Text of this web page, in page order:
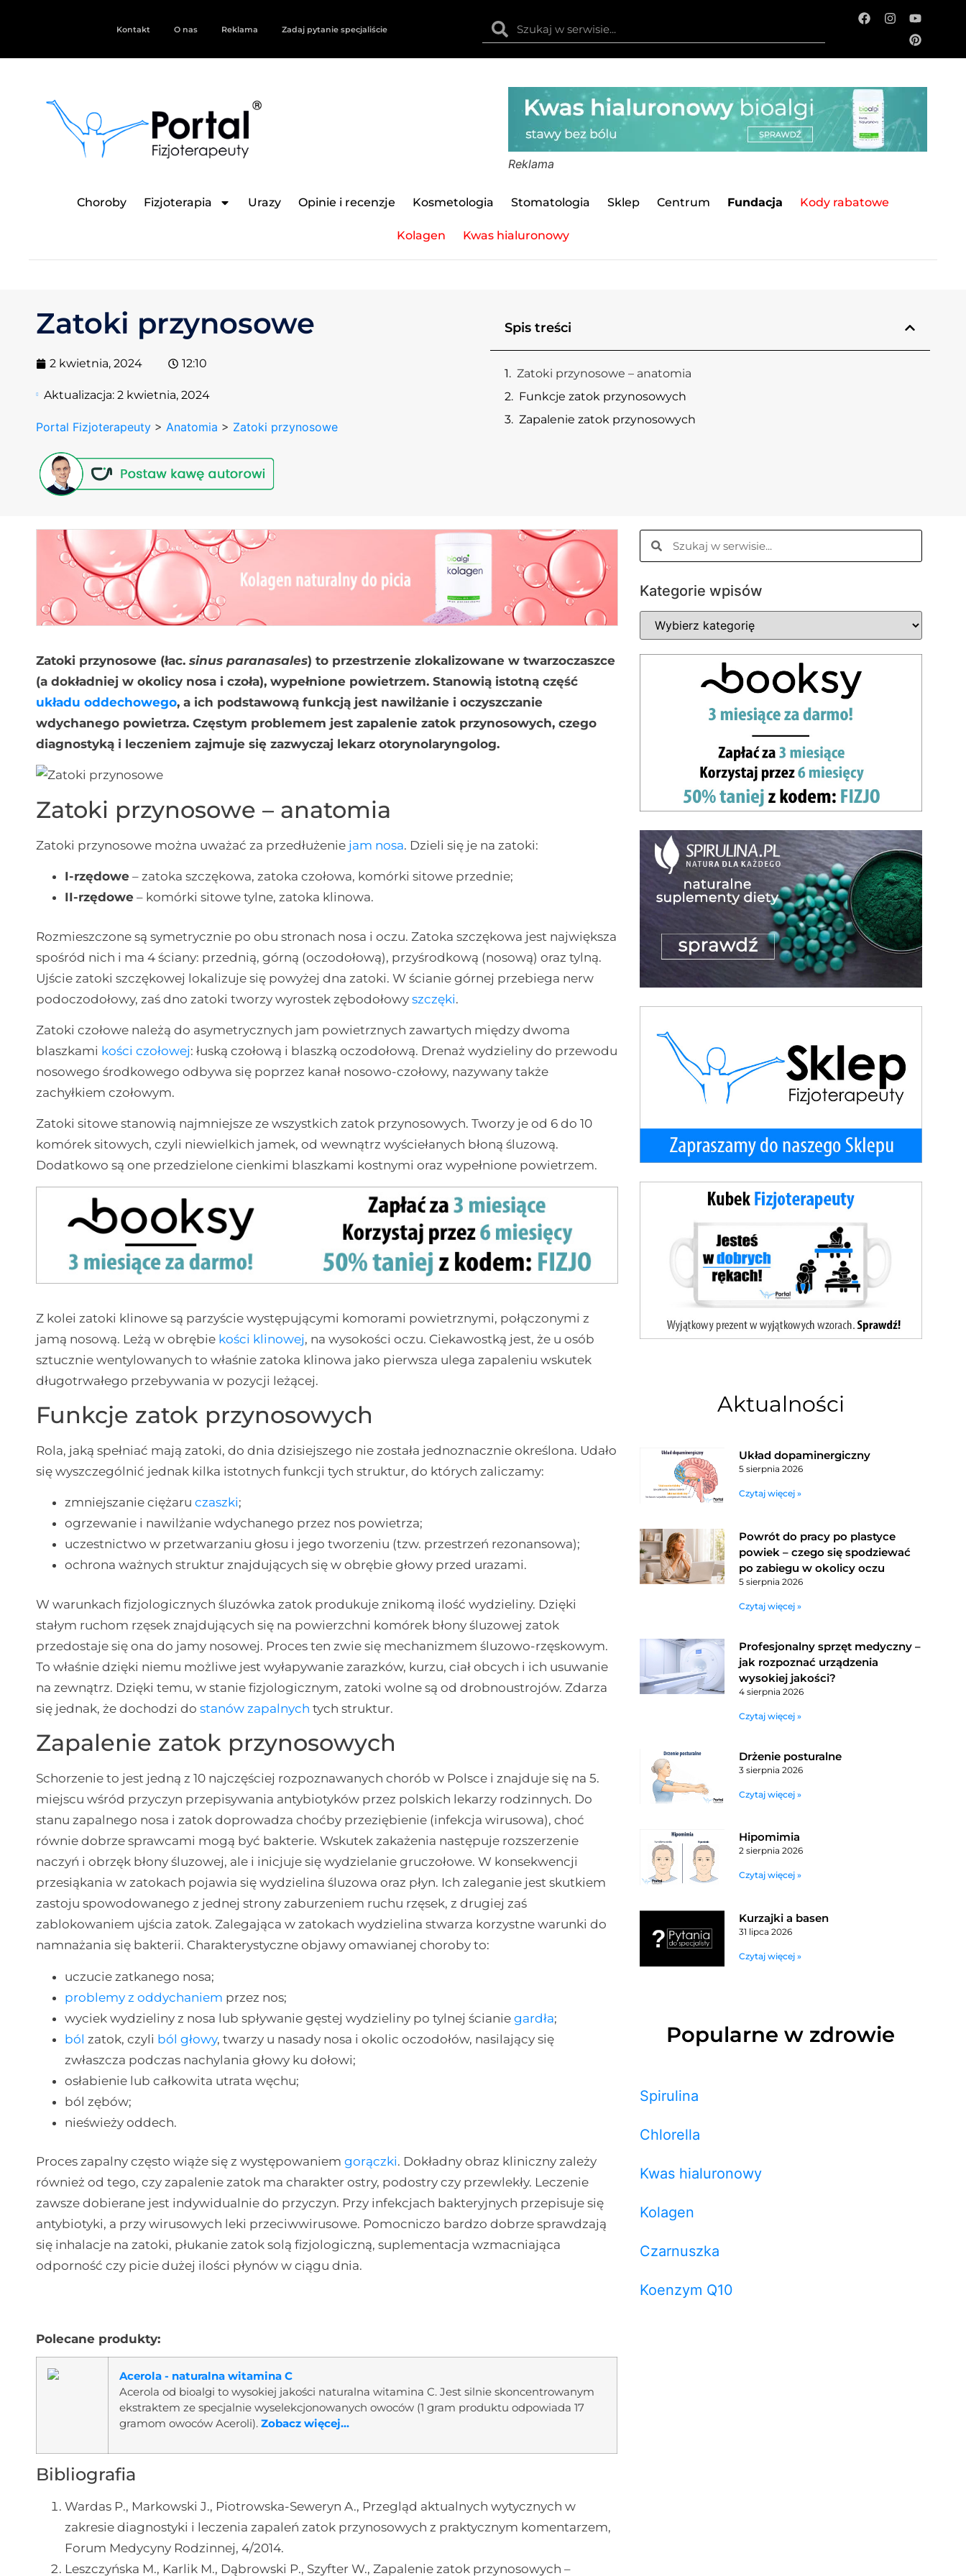
Kontakt O nas Reklama Zadaj pytanie specjaliście
Reklama
Choroby Fizjoterapia Urazy Opinie i recenzje Kosmetologia Stomatologia Sklep Centrum Fundacja Kody rabatowe
Kolagen Kwas hialuronowy
Zatoki przynosowe
2 kwietnia, 2024 12:10
Aktualizacja:2 kwietnia, 2024
Portal Fizjoterapeuty > Anatomia > Zatoki przynosowe
Spis treści
Zatoki przynosowe – anatomia
Funkcje zatok przynosowych
Zapalenie zatok przynosowych
Zatoki przynosowe (łac. sinus paranasales) to przestrzenie zlokalizowane w twarzoczaszce
(a dokładniej w okolicy nosa i czoła), wypełnione powietrzem. Stanowią istotną część
układu oddechowego, a ich podstawową funkcją jest nawilżanie i oczyszczanie
wdychanego powietrza. Częstym problemem jest zapalenie zatok przynosowych, czego
diagnostyką i leczeniem zajmuje się zazwyczaj lekarz otorynolaryngolog.
Zatoki przynosowe – anatomia
Zatoki przynosowe można uważać za przedłużenie jam nosa. Dzieli się je na zatoki:
I-rzędowe – zatoka szczękowa, zatoka czołowa, komórki sitowe przednie;
II-rzędowe – komórki sitowe tylne, zatoka klinowa.
Rozmieszczone są symetrycznie po obu stronach nosa i oczu. Zatoka szczękowa jest największa
spośród nich i ma 4 ściany: przednią, górną (oczodołową), przyśrodkową (nosową) oraz tylną.
Ujście zatoki szczękowej lokalizuje się powyżej dna zatoki. W ścianie górnej przebiega nerw
podoczodołowy, zaś dno zatoki tworzy wyrostek zębodołowyszczęki.
Zatoki czołowe należą do asymetrycznych jam powietrznych zawartych między dwoma
blaszkami kości czołowej: łuską czołową i blaszką oczodołową. Drenaż wydzieliny do przewodu
nosowego środkowego odbywa się poprzez kanał nosowo-czołowy, nazywany także
zachyłkiem czołowym.
Zatoki sitowe stanowią najmniejsze ze wszystkich zatok przynosowych. Tworzy je od 6 do 10
komórek sitowych, czyli niewielkich jamek, od wewnątrz wyściełanych błoną śluzową.
Dodatkowo są one przedzielone cienkimi blaszkami kostnymi oraz wypełnione powietrzem.
Z kolei zatoki klinowe są parzyście występującymi komorami powietrznymi, połączonymi z
jamą nosową. Leżą w obrębie kości klinowej, na wysokości oczu. Ciekawostką jest, że u osób
sztucznie wentylowanych to właśnie zatoka klinowa jako pierwsza ulega zapaleniu wskutek
długotrwałego przebywania w pozycji leżącej.
Funkcje zatok przynosowych
Rola, jaką spełniać mają zatoki, do dnia dzisiejszego nie została jednoznacznie określona. Udało
się wyszczególnić jednak kilka istotnych funkcji tych struktur, do których zaliczamy:
zmniejszanie ciężaruczaszki;
ogrzewanie i nawilżanie wdychanego przez nos powietrza;
uczestnictwo w przetwarzaniu głosu i jego tworzeniu (tzw. przestrzeń rezonansowa);
ochrona ważnych struktur znajdujących się w obrębie głowy przed urazami.
W warunkach fizjologicznych śluzówka zatok produkuje znikomą ilość wydzieliny. Dzięki
stałym ruchom rzęsek znajdujących się na powierzchni komórek błony śluzowej zatok
przedostaje się ona do jamy nosowej. Proces ten zwie się mechanizmem śluzowo-rzęskowym.
To właśnie dzięki niemu możliwe jest wyłapywanie zarazków, kurzu, ciał obcych i ich usuwanie
na zewnątrz. Dzięki temu, w stanie fizjologicznym, zatoki wolne są od drobnoustrojów. Zdarza
się jednak, że dochodzi dostanów zapalnych tych struktur.
Zapalenie zatok przynosowych
Schorzenie to jest jedną z 10 najczęściej rozpoznawanych chorób w Polsce i znajduje się na 5.
miejscu wśród przyczyn przepisywania antybiotyków przez polskich lekarzy rodzinnych. Do
stanu zapalnego nosa i zatok doprowadza choćby przeziębienie (infekcja wirusowa), choć
równie dobrze sprawcami mogą być bakterie. Wskutek zakażenia następuje rozszerzenie
naczyń i obrzęk błony śluzowej, ale i inicjuje się wydzielanie gruczołowe. W konsekwencji
przesiąkania w zatokach pojawia się wydzielina śluzowa oraz płyn. Ich zaleganie jest skutkiem
zastoju spowodowanego z jednej strony zaburzeniem ruchu rzęsek, z drugiej zaś
zablokowaniem ujścia zatok. Zalegająca w zatokach wydzielina stwarza korzystne warunki do
namnażania się bakterii. Charakterystyczne objawy omawianej choroby to:
uczucie zatkanego nosa;
problemy z oddychaniem przez nos;
wyciek wydzieliny z nosa lub spływanie gęstej wydzieliny po tylnej ścianiegardła;
ból zatok, czyli ból głowy, twarzy u nasady nosa i okolic oczodołów, nasilający się
zwłaszcza podczas nachylania głowy ku dołowi;
osłabienie lub całkowita utrata węchu;
ból zębów;
nieświeży oddech.
Proces zapalny często wiąże się z występowaniemgorączki. Dokładny obraz kliniczny zależy
również od tego, czy zapalenie zatok ma charakter ostry, podostry czy przewlekły. Leczenie
zawsze dobierane jest indywidualnie do przyczyn. Przy infekcjach bakteryjnych przepisuje się
antybiotyki, a przy wirusowych leki przeciwwirusowe. Pomocniczo bardzo dobrze sprawdzają
się inhalacje na zatoki, płukanie zatok solą fizjologiczną, suplementacja wzmacniająca
odporność czy picie dużej ilości płynów w ciągu dnia.
Polecane produkty:
Acerola - naturalna witamina C
Acerola od bioalgi to wysokiej jakości naturalna witamina C. Jest silnie skoncentrowanym
ekstraktem ze specjalnie wyselekcjonowanych owoców (1 gram produktu odpowiada 17
gramom owoców Aceroli).Zobacz więcej...
Bibliografia
Wardas P., Markowski J., Piotrowska-Seweryn A., Przegląd aktualnych wytycznych w
zakresie diagnostyki i leczenia zapaleń zatok przynosowych z praktycznym komentarzem,
Forum Medycyny Rodzinnej, 4/2014.
Leszczyńska M., Karlik M., Dąbrowski P., Szyfter W., Zapalenie zatok przynosowych –
Kategorie wpisów
Aktualności
Układ dopaminergiczny
5 sierpnia 2026
Czytaj więcej »
Powrót do pracy po plastyce
powiek – czego się spodziewać
po zabiegu w okolicy oczu
5 sierpnia 2026
Czytaj więcej »
Profesjonalny sprzęt medyczny –
jak rozpoznać urządzenia
wysokiej jakości?
4 sierpnia 2026
Czytaj więcej »
Drżenie posturalne
3 sierpnia 2026
Czytaj więcej »
Hipomimia
2 sierpnia 2026
Czytaj więcej »
Kurzajki a basen
31 lipca 2026
Czytaj więcej »
Popularne w zdrowie
Spirulina
Chlorella
Kwas hialuronowy
Kolagen
Czarnuszka
Koenzym Q10